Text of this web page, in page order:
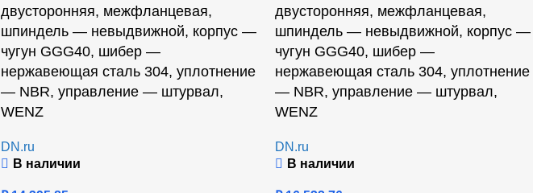
двусторонняя, межфланцевая,
шпиндель — невыдвижной, корпус —
чугун GGG40, шибер —
нержавеющая сталь 304, уплотнение
— NBR, управление — штурвал,
WENZ
DN.ru
В наличии
двусторонняя, межфланцевая,
шпиндель — невыдвижной, корпус —
чугун GGG40, шибер —
нержавеющая сталь 304, уплотнение
— NBR, управление — штурвал,
WENZ
DN.ru
В наличии